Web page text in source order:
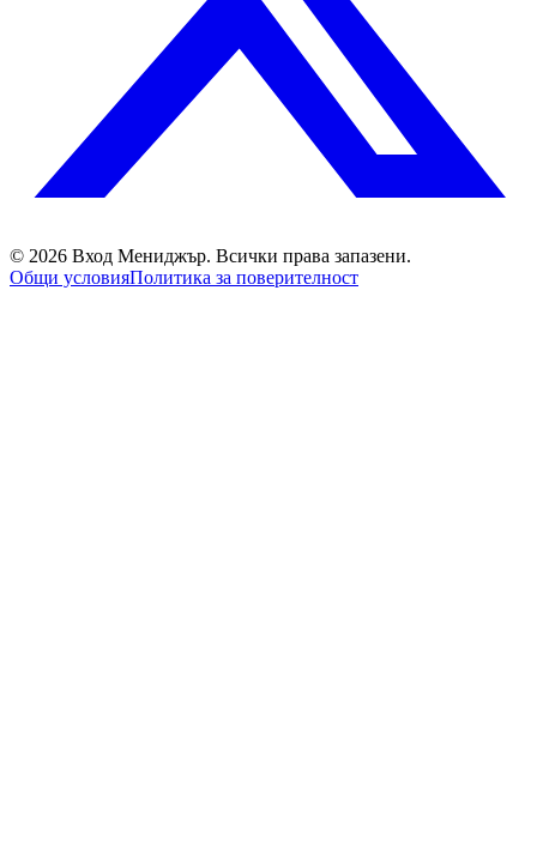
© 2026 Вход Мениджър. Всички права запазени.
Общи условияПолитика за поверителност